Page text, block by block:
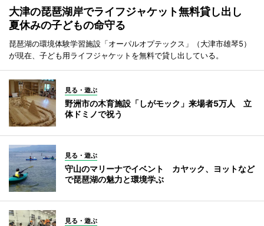
大津の琵琶湖岸でライフジャケット無料貸し出し
夏休みの子どもの命守る
琵琶湖の環境体験学習施設「オーパルオプテックス」（大津市雄琴5）
が現在、子ども用ライフジャケットを無料で貸し出している。
見る・遊ぶ
野洲市の木育施設「しがモック」来場者5万人 立
体ドミノで祝う
見る・遊ぶ
守山のマリーナでイベント カヤック、ヨットなど
で琵琶湖の魅力と環境学ぶ
見る・遊ぶ